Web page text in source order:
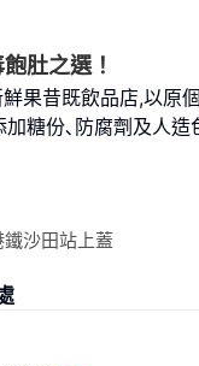
肚之選！
果昔既飲品店,以原
糖份､防腐劑及人
沙田站上蓋